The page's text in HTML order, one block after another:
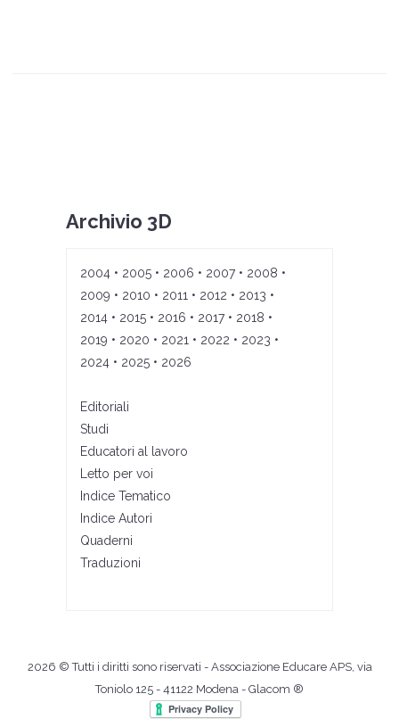
Archivio 3D
2004 • 2005 • 2006 • 2007• 2008 •
2009 • 2010 • 2011 • 2012 • 2013 •
2014 • 2015 • 2016 • 2017• 2018 •
2019 • 2020 • 2021 • 2022 • 2023 •
2024 • 2025 • 2026
Editoriali
Studi
Educatori al lavoro
Letto per voi
Indice Tematico
Indice Autori
Quaderni
Traduzioni
2026 © Tutti i diritti sono riservati - Associazione Educare APS, via
Toniolo 125 - 41122 Modena - Glacom ®